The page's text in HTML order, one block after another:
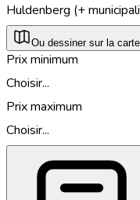
Huldenberg (+
Ou dessiner sur la carte
Prix minimum
Choisir...
Prix maximum
Choisir...